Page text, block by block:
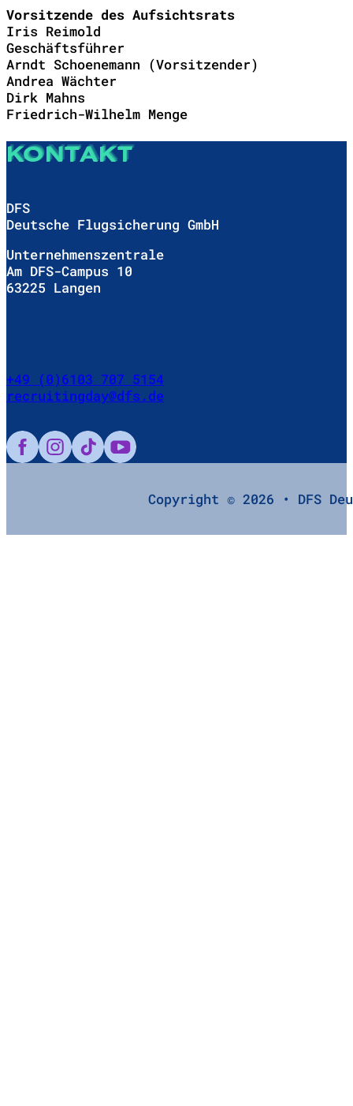
Vorsitzende des Aufsichtsrats
Iris Reimold
Geschäftsführer
Arndt Schoenemann (Vorsitzender)
Andrea Wächter
Dirk Mahns
Friedrich-Wilhelm Menge
KONTAKT
DFS
Deutsche Flugsicherung GmbH
Unternehmenszentrale
Am DFS-Campus 10
63225 Langen
+49 (0)6103 707 5154
recruitingday@dfs.de
Follow us on Facebook
Follow us on Instagram
Follow us on TikTok
Follow us on YouTube
Copyright © 2026 • DFS